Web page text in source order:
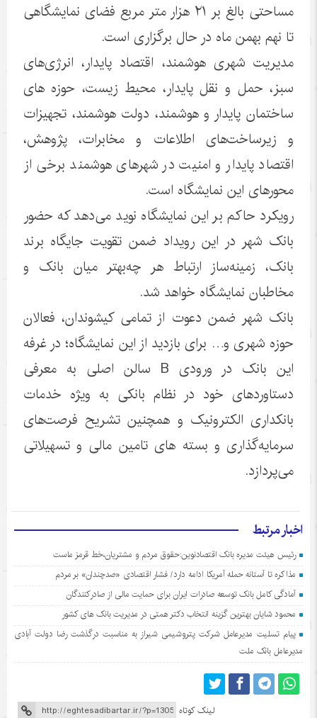
مساحتی بالغ بر ۲۱ هزار متر مربع فضای نمایشگاهی
تا نهم بهمن ماه در حال برگزاری است.
مدیریت شهری هوشمند، اقتصاد پایدار، انرژی‌های
سبز، حمل و نقل پایدار، محیط زیست، حوزه های
ساختمان پایدار و هوشمند، دولت هوشمند، تجهیزات
و زیرساخت‌های اطلاعات و مخابرات، پژوهش،
اقتصاد پایدار و امنیت در شهرهای هوشمند برخی از
محورهای این نمایشگاه است.
رویکرد حاکم بر این نمایشگاه نوید می‌دهد که حضور
بانک شهر در این رویداد ضمن تقویت جایگاه برند
بانک، زمینه‌ساز ارتباط هر چه‌بهتر میان بانک و
مخاطبان نمایشگاه خواهد شد.
بانک شهر ضمن دعوت از تمامی کیشوندان، فعالان
حوزه شهری و… برای بازدید از این نمایشگاه؛ در غرفه
این بانک در ورودی B سالن اصلی به معرفی
دستاوردهای خود در نظام بانکی به ویژه خدمات
بانکداری الکترونیک و همچنین تشریح فرصت‌های
سرمایه‌گذاری و بسته های تامین مالی و تسهیلاتی
می‌پردازد.
اخبار مرتبط
رئیس هیئت مدیره بانک اقتصادنوین:حقوق مردم و مشتریان،خط قرمز ماست
مذاکره تا آستانه حمله آمریکا ادامه دارد/ فشار اقتصادی «صدچندان» بر مردم
آمادگی کامل بانک توسعه صادرات ایران برای حمایت مالی از صادرکنندگان
محمود شایان بهترین گزینه انتخاب دکتر همتی در مدیریت بانک های کشور
پیام تسلیت مدیرعامل شرکت پتروشیمی شیراز به مناسبت درگذشت رضا دولت آبادی
مدیرعامل بانک ملت
لینک کوتاه